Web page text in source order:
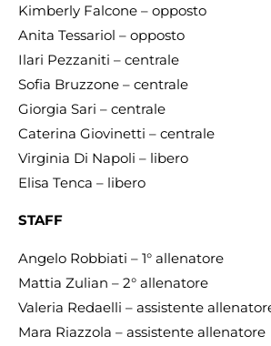
Kimberly Falcone – opposto
Anita Tessariol – opposto
Ilari Pezzaniti – centrale
Sofia Bruzzone – centrale
Giorgia Sari – centrale
Caterina Giovinetti – centrale
Virginia Di Napoli – libero
Elisa Tenca – libero
STAFF
Angelo Robbiati – 1° allenatore
Mattia Zulian – 2° allenatore
Valeria Redaelli – assistente
Mara Riazzola – assistente allenatore